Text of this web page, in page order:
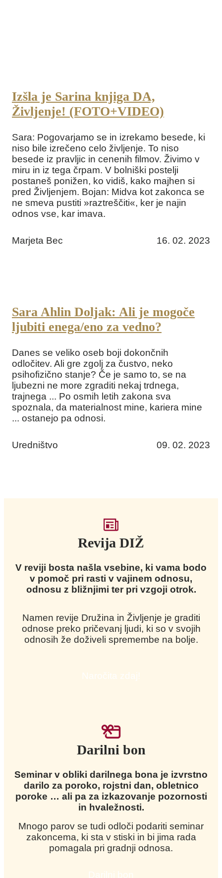
Izšla je Sarina knjiga DA,
Življenje! (FOTO+VIDEO)
Sara: Pogovarjamo se in izrekamo besede, ki
niso bile izrečeno celo življenje. To niso
besede iz pravljic in cenenih filmov. Živimo v
miru in iz tega črpam. V bolniški postelji
postaneš ponižen, ko vidiš, kako majhen si
pred Življenjem. Bojan: Midva kot zakonca se
ne smeva pustiti »raztreščiti«, ker je najin
odnos vse, kar imava.
Marjeta Bec 16. 02. 2023
Sara Ahlin Doljak: Ali je mogoče
ljubiti enega/eno za vedno?
Danes se veliko oseb boji dokončnih
odločitev. Ali gre zgolj za čustvo, neko
psihofizično stanje? Če je samo to, se na
ljubezni ne more zgraditi nekaj trdnega,
trajnega ... Po osmih letih zakona sva
spoznala, da materialnost mine, kariera mine
... ostanejo pa odnosi.
Uredništvo 09. 02. 2023
Revija DIŽ
V reviji bosta našla vsebine, ki vama bodo
v pomoč pri rasti v vajinem odnosu,
odnosu z bližnjimi ter pri vzgoji otrok.
Namen revije Družina in Življenje je graditi
odnose preko pričevanj ljudi, ki so v svojih
odnosih že doživeli spremembe na bolje.
Darilni bon
Seminar v obliki darilnega bona je izvrstno
darilo za poroko, rojstni dan, obletnico
poroke … ali pa za izkazovanje pozornosti
in hvaležnosti.
Mnogo parov se tudi odloči podariti seminar
zakoncema, ki sta v stiski in bi jima rada
pomagala pri gradnji odnosa.